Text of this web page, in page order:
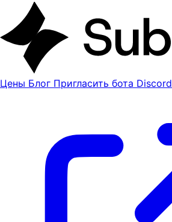
Цены Блог Пригласить бота Discord